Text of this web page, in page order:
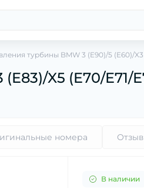
турбины BMW 3 (E90)/5 (E60)/X3
X5 (E70/E71/
номера
В наличии